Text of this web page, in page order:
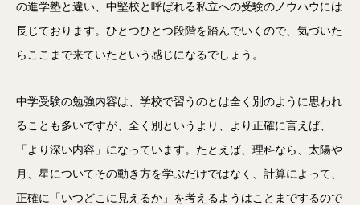
の進学塾と違い、中堅校と呼ばれる私立への受験のノウハウには
長じております。ひとつひとつ段階を踏んでいくので、気づいた
らここまで来ていたという感じになるでしょう。
中学受験の勉強内容は、学校で習うのとは全く別のように思われ
ることも多いですが、全く別というより、より正確に言えば、
「より深い内容」になっています。たとえば、理科なら、太陽や
月、星についてその動き方を学ぶだけではなく、計算によって、
正確に「いつどこに見えるか」を考えるようはことまでするので